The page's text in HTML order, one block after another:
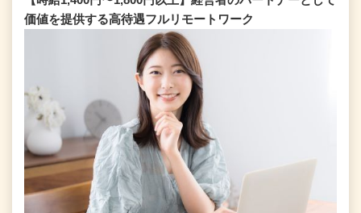
価値を提供する⾼待遇フルリモートワーク